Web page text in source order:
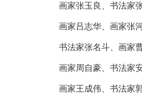
画家张玉良、书法家
画家吕志华、画家张
书法家张名斗、画家
画家周自豪、书法家
画家王成伟、书法家